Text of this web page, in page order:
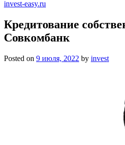
invest-easy.ru
Кредитование
Совкомбанк
Posted on 9 июля, 2022 by invest